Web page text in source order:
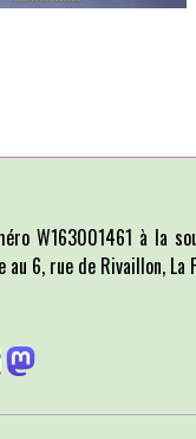
W163001461 à la
6, rue de Rivaillon,